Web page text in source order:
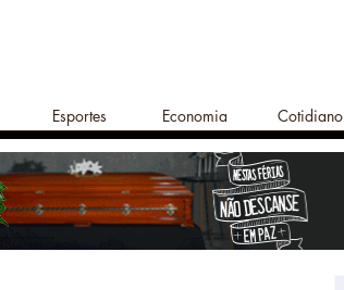
Esportes Economia Cotidiano